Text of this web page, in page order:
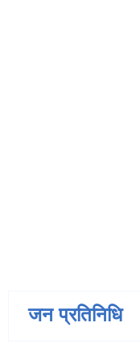
जन प्रतिनिधि